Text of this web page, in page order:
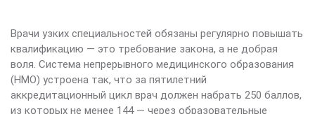
Врачи узких специальностей обязаны регулярно повышать
квалификацию — это требование закона, а не добрая
воля. Система непрерывного медицинского образования
(НМО) устроена так, что за пятилетний
аккредитационный цикл врач должен набрать 250 баллов,
из которых не менее 144 — через образовательные